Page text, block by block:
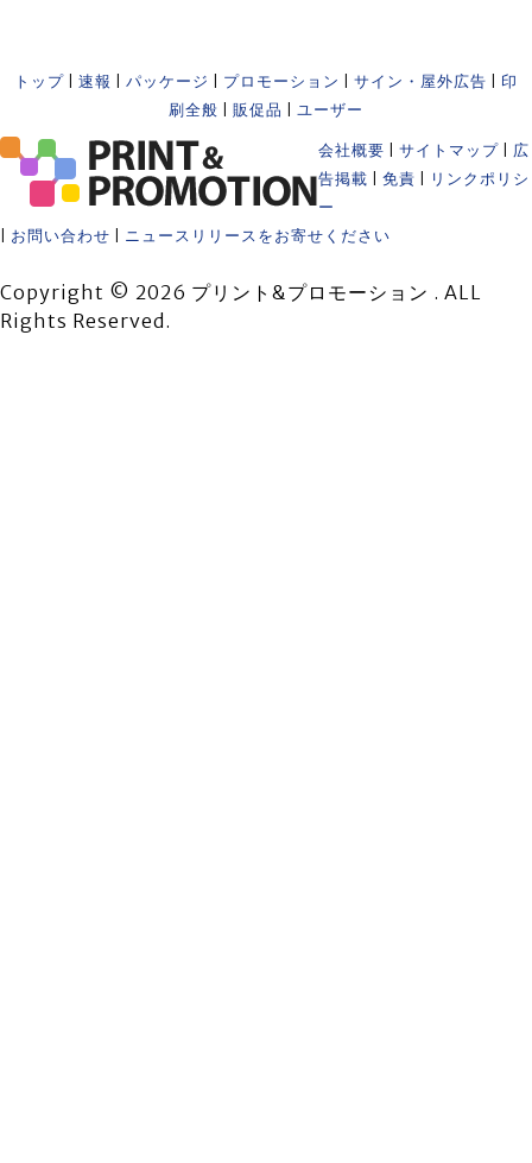
トップ 速報 パッケージ プロモーション サイン・屋外広告
印
刷全般
販促品 ユーザー
会社概要 サイトマップ
広
告掲載
免責
リンクポリシ
ー
お問い合わせ ニュースリリースをお寄せください
Copyright © 2026 プリント&プロモーション . ALL
Rights Reserved.